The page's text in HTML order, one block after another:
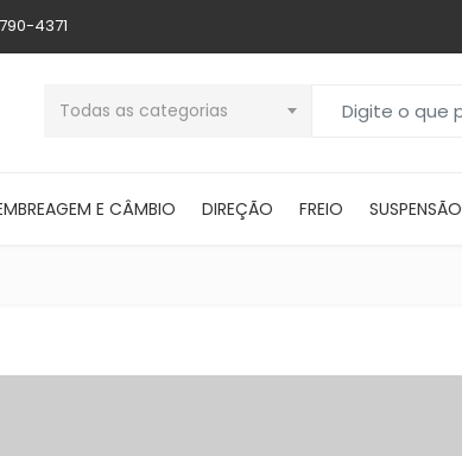
4371
Todas as categorias
E CÂMBIO DIREÇÃO FREIO SUSPENSÃO